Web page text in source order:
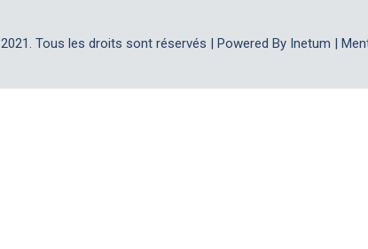
2021. Tous les droits sont réservés | Powered By Inetum |